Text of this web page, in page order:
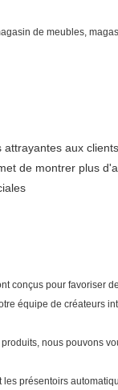
de meubles,
attrayantes aux clients
de montrer plus
conçus pour favoriser
équipe de créateurs
nous pouvons
présentoirs